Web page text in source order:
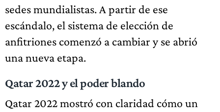
sedes mundialistas. A partir de ese
escándalo, el sistema de elección de
anfitriones comenzó a cambiar y se abrió
una nueva etapa.
Qatar 2022 y el poder blando
Qatar 2022 mostró con claridad cómo un